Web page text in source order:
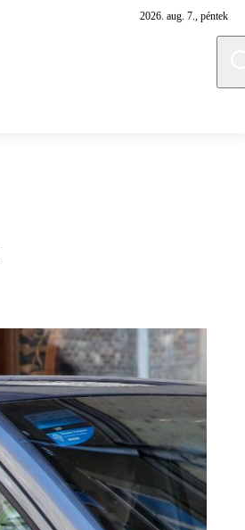
2026. aug. 7., péntek